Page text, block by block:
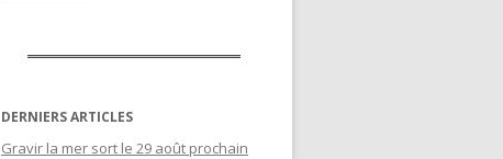
DERNIERS ARTICLES
Gravir la mer sort le 29 août prochain